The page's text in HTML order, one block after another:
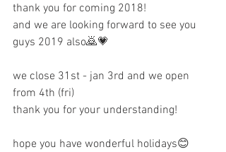
thank you for coming 2018!
and we are looking forward to see you
guys 2019 also🙇💗
we close 31st - jan 3rd and we open
from 4th (fri)
thank you for your understanding!
hope you have wonderful holidays😊